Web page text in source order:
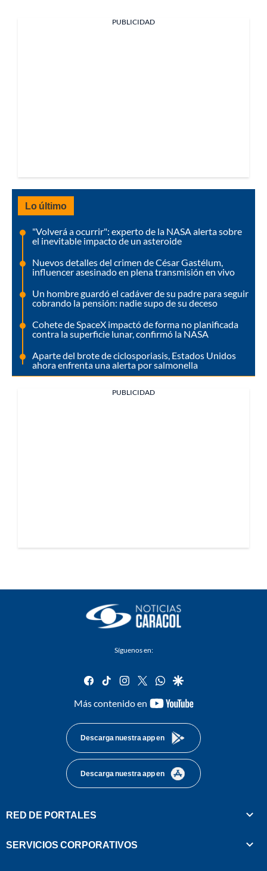
PUBLICIDAD
Lo último
"Volverá a ocurrir": experto de la NASA alerta sobre
el inevitable impacto de un asteroide
Nuevos detalles del crimen de César Gastélum,
influencer asesinado en plena transmisión en vivo
Un hombre guardó el cadáver de su padre para seguir
cobrando la pensión: nadie supo de su deceso
Cohete de SpaceX impactó de forma no planificada
contra la superficie lunar, confirmó la NASA
Aparte del brote de ciclosporiasis, Estados Unidos
ahora enfrenta una alerta por salmonella
PUBLICIDAD
Síguenos en:
facebook
tiktok instagram
twitterwhatsapp
google
Más contenido en
youtube-
Descarga nuestra app en
Descarga nuestra app en
RED DE PORTALES
SERVICIOS CORPORATIVOS